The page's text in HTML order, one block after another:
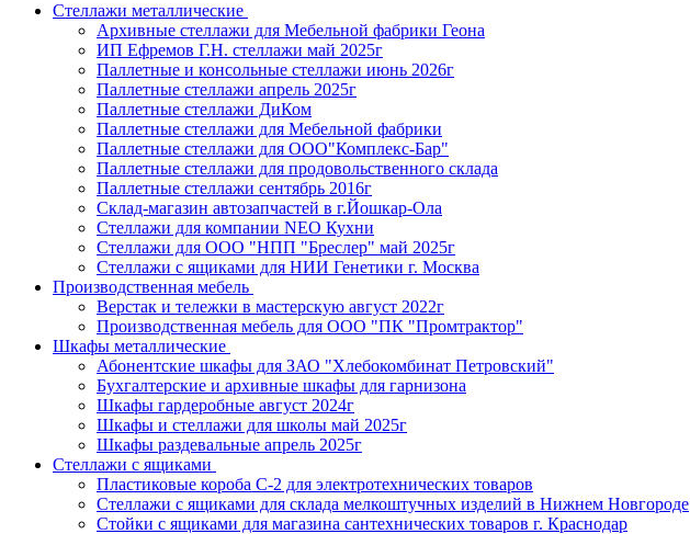
Стеллажи металлические
Архивные стеллажи для Мебельной фабрики Геона
ИП Ефремов Г.Н. стеллажи май 2025г
Паллетные и консольные стеллажи июнь 2026г
Паллетные стеллажи апрель 2025г
Паллетные стеллажи ДиКом
Паллетные стеллажи для Мебельной фабрики
Паллетные стеллажи для ООО"Комплекс-Бар"
Паллетные стеллажи для продовольственного склада
Паллетные стеллажи сентябрь 2016г
Склад-магазин автозапчастей в г.Йошкар-Ола
Стеллажи для компании NEO Кухни
Стеллажи для ООО "НПП "Бреслер" май 2025г
Стеллажи с ящиками для НИИ Генетики г. Москва
Производственная мебель
Верстак и тележки в мастерскую август 2022г
Производственная мебель для ООО "ПК "Промтрактор"
Шкафы металлические
Абонентские шкафы для ЗАО "Хлебокомбинат Петровский"
Бухгалтерские и архивные шкафы для гарнизона
Шкафы гардеробные август 2024г
Шкафы и стеллажи для школы май 2025г
Шкафы раздевальные апрель 2025г
Стеллажи с ящиками
Пластиковые короба С-2 для электротехнических товаров
Стеллажи с ящиками для склада мелкоштучных изделий в Нижнем Новгороде
Стойки с ящиками для магазина сантехнических товаров г. Краснодар